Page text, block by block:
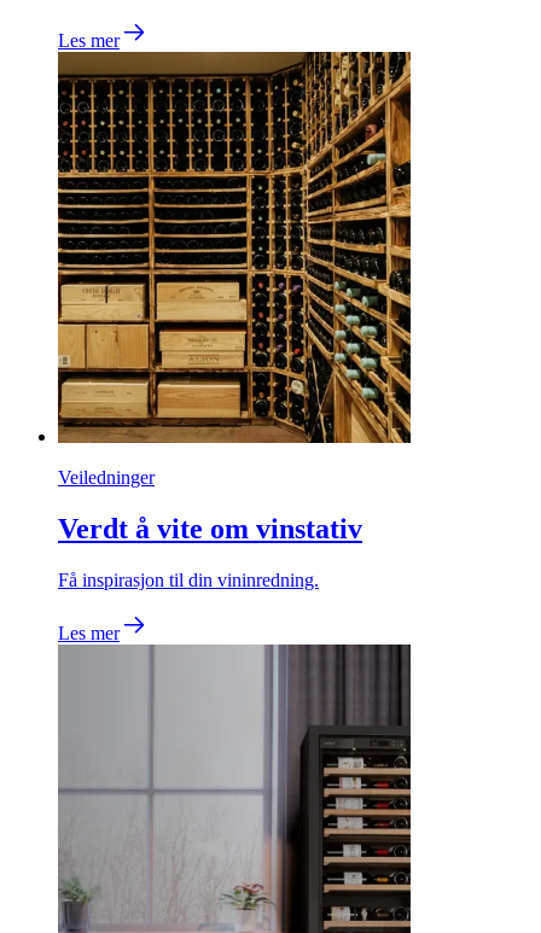
Les mer
Veiledninger
Verdt å vite om vinstativ
Få inspirasjon til din vininredning.
Les mer